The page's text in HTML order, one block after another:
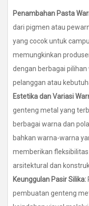
Penambahan Pasta
dari pigmen atau
yang cocok untuk
memungkinkan
dengan berbagai
pelanggan atau
Estetika dan Variasi
genteng metal yang
berbagai warna dan
bahkan warna-warna
memberikan
arsitektural dan
Keunggulan Pasir Silika:
pembuatan genteng